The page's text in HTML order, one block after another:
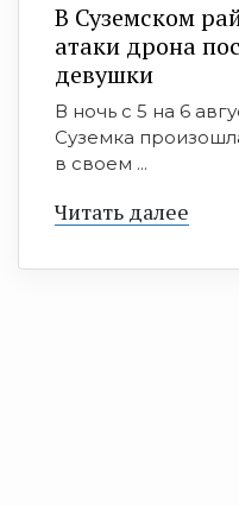
В Суземском
атаки дрона
девушки
В ночь с 5 на 6
Суземка
в своем ...
Читать далее